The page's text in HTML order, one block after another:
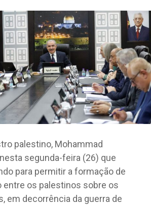
palestino, Mohammad
segunda-feira (26) que
para permitir a formação de
entre os palestinos sobre os
em decorrência da guerra de